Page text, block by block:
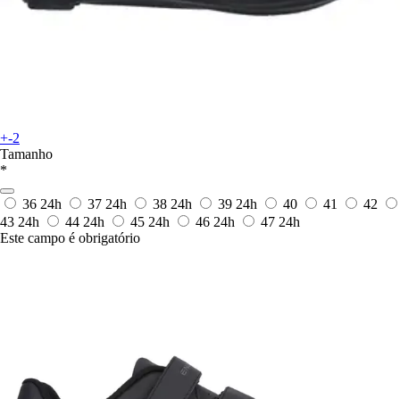
+-2
Tamanho
*
36 24h 37 24h 38 24h 39 24h 40 41
42
43 24h 44 24h 45 24h 46 24h 47 24h
Este campo é obrigatório